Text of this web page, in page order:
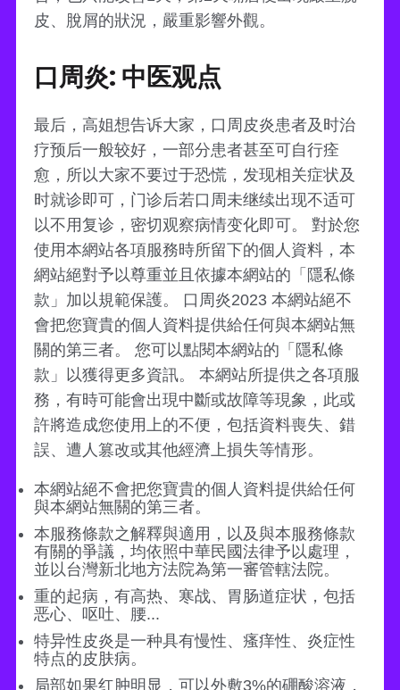
皮、脫屑的狀況，嚴重影響外觀。
口周炎: 中医观点
最后，高姐想告诉大家，口周皮炎患者及时治
疗预后一般较好，一部分患者甚至可自行痊
愈，所以大家不要过于恐慌，发现相关症状及
时就诊即可，门诊后若口周未继续出现不适可
以不用复诊，密切观察病情变化即可。 對於您
使用本網站各項服務時所留下的個人資料，本
網站絕對予以尊重並且依據本網站的「隱私條
款」加以規範保護。 口周炎2023 本網站絕不
會把您寶貴的個人資料提供給任何與本網站無
關的第三者。 您可以點閱本網站的「隱私條
款」以獲得更多資訊。 本網站所提供之各項服
務，有時可能會出現中斷或故障等現象，此或
許將造成您使用上的不便，包括資料喪失、錯
誤、遭人篡改或其他經濟上損失等情形。
本網站絕不會把您寶貴的個人資料提供給任何
與本網站無關的第三者。
本服務條款之解釋與適用，以及與本服務條款
有關的爭議，均依照中華民國法律予以處理，
並以台灣新北地方法院為第一審管轄法院。
重的起病，有高热、寒战、胃肠道症状，包括
恶心、呕吐、腰...
特异性皮炎是一种具有慢性、瘙痒性、炎症性
特点的皮肤病。
局部如果红肿明显，可以外敷3%的硼酸溶液，